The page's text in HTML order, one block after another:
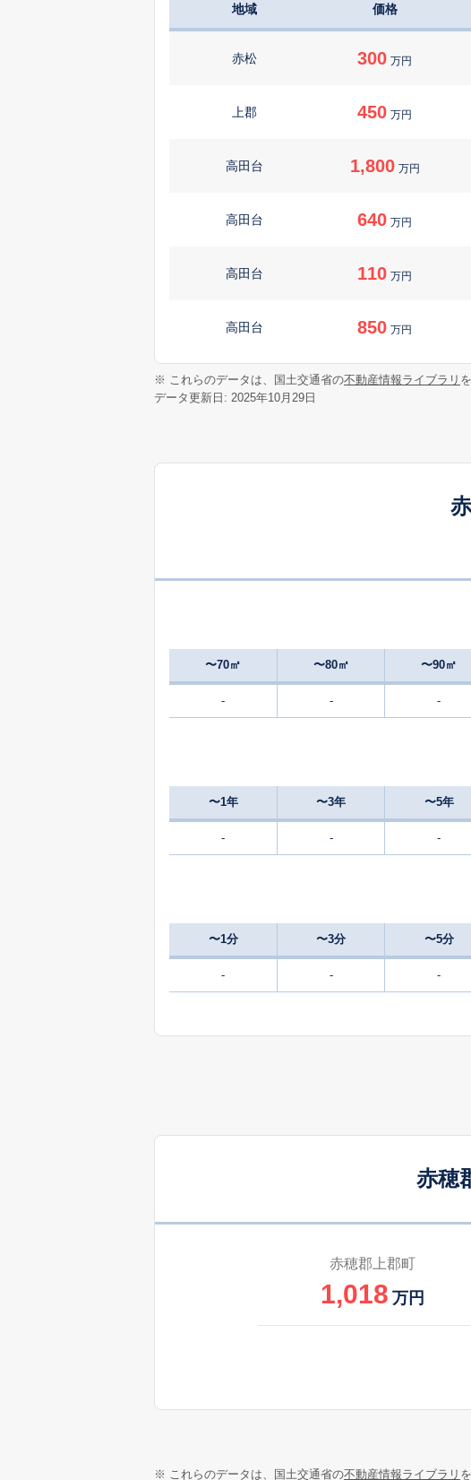
地域 価格
赤松 300 万円
上郡 450 万円
高田台 1,800 万円
高田台 640 万円
高田台 110 万円
高田台 850 万円
梨ケ原 350 万円
山野里 1,400 万円
※ これらのデータは、国土交通省の不動産情報ライブラリ
データ更新日: 2025年10月29日
〜70㎡ 〜80㎡ 〜90㎡
- - -
〜1年 〜3年 〜5年
- - -
〜1分 〜3分 〜5分
- - -
赤穂
赤穂郡上郡町
1,018 万円
※ これらのデータは、国土交通省の不動産情報ライブラリ